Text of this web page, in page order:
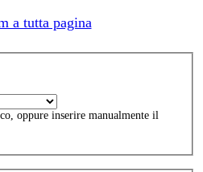
a tutta pagina
oppure inserire manualmente il